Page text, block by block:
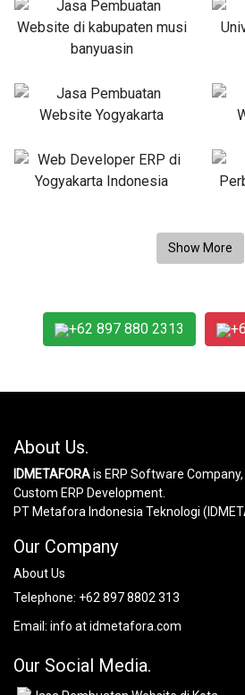
+62 897 880 2313
About Us.
IDMETAFORAis ERP Software
Custom ERP Development.
PT Metafora Indonesia Teknologi
Our Company
About Us
Telephone: +62 897 8802 313
Email: info at idmetafora.com
Our Social Media.